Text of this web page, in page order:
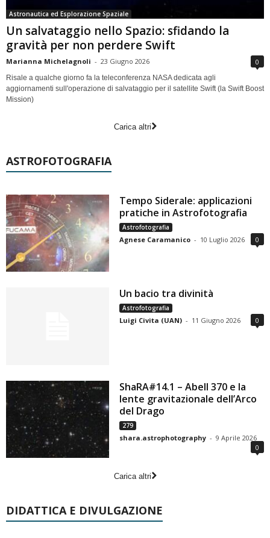
Astronautica ed Esplorazione Spaziale
Un salvataggio nello Spazio: sfidando la
gravità per non perdere Swift
Marianna Michelagnoli - 23 Giugno 2026 0
Risale a qualche giorno fa la teleconferenza NASA dedicata agli
aggiornamenti sull'operazione di salvataggio per il satellite Swift (la Swift Boost
Mission)
Carica altri
ASTROFOTOGRAFIA
Tempo Siderale: applicazioni
pratiche in Astrofotografia
Astrofotografia
Agnese Caramanico - 10 Luglio 2026 0
Un bacio tra divinità
Astrofotografia
Luigi Civita (UAN) - 11 Giugno 2026 0
ShaRA#14.1 – Abell 370 e la
lente gravitazionale dell’Arco
del Drago
279
shara.astrophotography - 9 Aprile 2026
0
Carica altri
DIDATTICA E DIVULGAZIONE